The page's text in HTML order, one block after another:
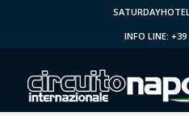
INFO LINE: